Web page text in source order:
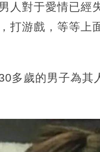
人對于愛情已經
打游戲，等等上
多歲的男子為其